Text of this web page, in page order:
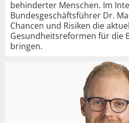
behinderter Menschen. Im
Bundesgeschäftsführer Dr.
Chancen und Risiken die
Gesundheitsreformen für die
bringen.